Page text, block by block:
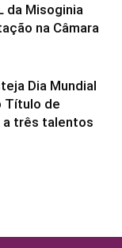
da Misoginia
na Câmara
Dia Mundial
Título de
a três talentos